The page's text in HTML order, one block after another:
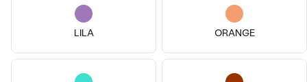
LILA ORANGE
14 Karat Gelbgold, Diamant
von € 2 734
VERKAUF
14 Karat Gelbgold, Lab Grown
von € 279